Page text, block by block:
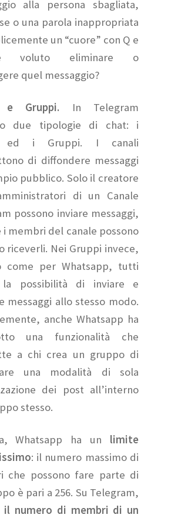
alla persona sbagliata,
o una parola inappropriata
un “cuore” con Q e
voluto eliminare o
quel messaggio?
e Gruppi. In Telegram
due tipologie di chat: i
ed i Gruppi. I canali
di diffondere messaggi
pubblico. Solo il creatore
di un Canale
possono inviare messaggi,
i membri del canale possono
riceverli. Nei Gruppi invece,
come per Whatsapp, tutti
la possibilità di inviare e
messaggi allo stesso modo.
anche Whatsapp ha
una funzionalità che
a chi crea un gruppo di
una modalità di sola
dei post all’interno
stesso.
Whatsapp ha un limite
: il numero massimo di
che possono fare parte di
è pari a 256. Su Telegram,
il numero di membri di un